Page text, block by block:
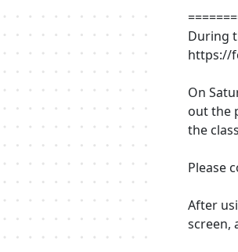
During
https://
On
out the
the
Please
After
screen,